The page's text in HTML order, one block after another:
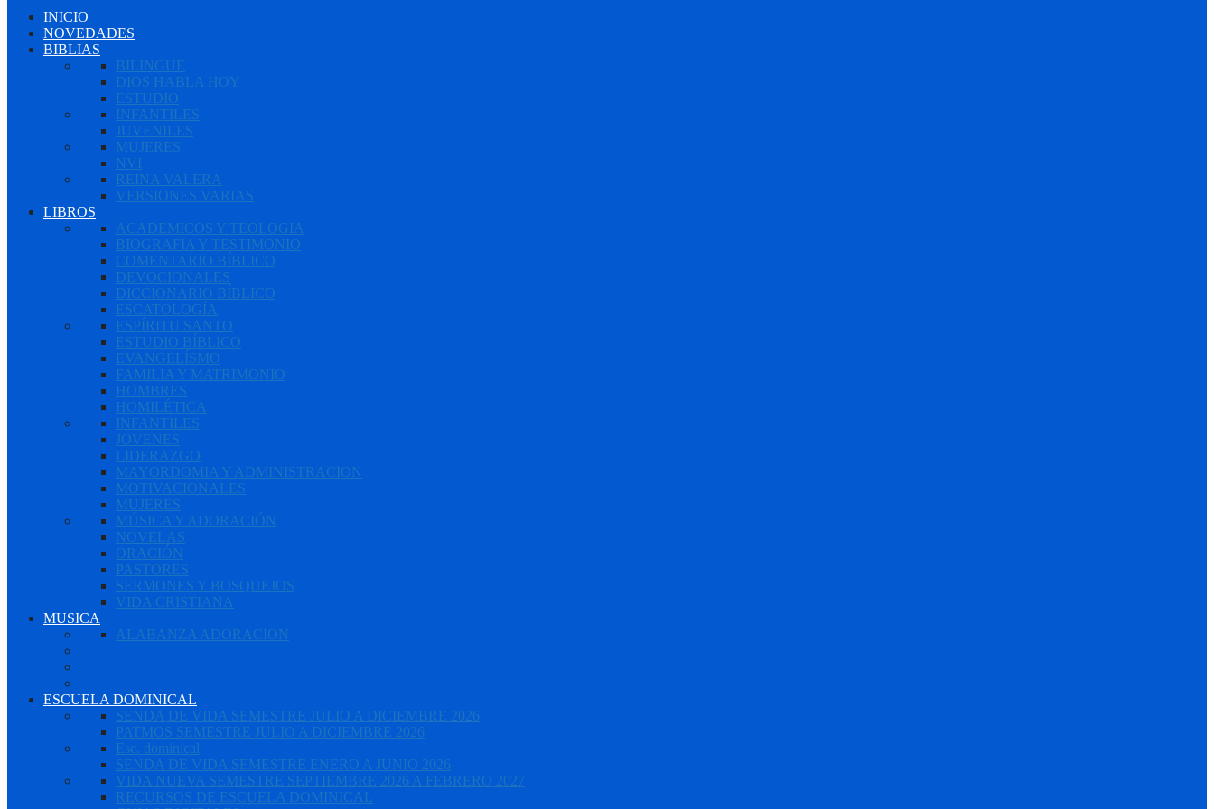
INICIO
NOVEDADES
BIBLIAS
BILINGUE
DIOS HABLA HOY
ESTUDIO
INFANTILES
JUVENILES
MUJERES
NVI
REINA VALERA
VERSIONES VARIAS
LIBROS
ACADEMICOS Y TEOLOGIA
BIOGRAFIA Y TESTIMONIO
COMENTARIO BÍBLICO
DEVOCIONALES
DICCIONARIO BÍBLICO
ESCATOLOGÍA
ESPÍRITU SANTO
ESTUDIO BÍBLICO
EVANGELÍSMO
FAMILIA Y MATRIMONIO
HOMBRES
HOMILÉTICA
INFANTILES
JOVENES
LIDERAZGO
MAYORDOMIA Y ADMINISTRACION
MOTIVACIONALES
MUJERES
MÚSICA Y ADORACIÓN
NOVELAS
ORACIÓN
PASTORES
SERMONES Y BOSQUEJOS
VIDA CRISTIANA
MUSICA
ALABANZA ADORACION
ESCUELA DOMINICAL
SENDA DE VIDA SEMESTRE JULIO A DICIEMBRE 2026
PATMOS SEMESTRE JULIO A DICIEMBRE 2026
Esc. dominical
SENDA DE VIDA SEMESTRE ENERO A JUNIO 2026
VIDA NUEVA SEMESTRE SEPTIEMBRE 2026 A FEBRERO 2027
RECURSOS DE ESCUELA DOMINICAL